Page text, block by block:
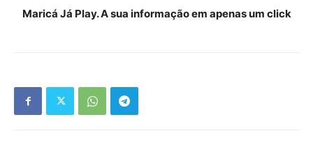
Maricá Já Play. A sua informação em apenas um click